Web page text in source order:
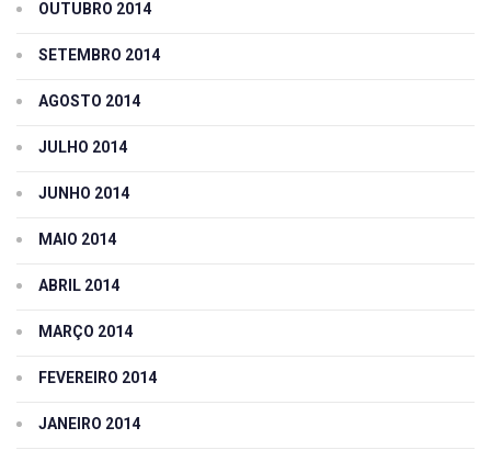
OUTUBRO 2014
SETEMBRO 2014
AGOSTO 2014
JULHO 2014
JUNHO 2014
MAIO 2014
ABRIL 2014
MARÇO 2014
FEVEREIRO 2014
JANEIRO 2014